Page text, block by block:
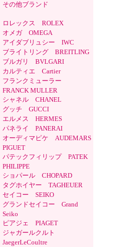
その他ブランド
ロレックス ROLEX
オメガ OMEGA
アイダブリュシー IWC
ブライトリング BREITLING
ブルガリ BVLGARI
カルティエ Cartier
フランクミューラー
FRANCK MULLER
シャネル CHANEL
グッチ GUCCI
エルメス HERMES
パネライ PANERAI
オーディマピケ AUDEMARS
PIGUET
パテックフィリップ PATEK
PHILIPPE
ショパール CHOPARD
タグホイヤー TAGHEUER
セイコー SEIKO
グランドセイコー Grand
Seiko
ピアジェ PIAGET
ジャガールクルト
JaegerLeCoultre